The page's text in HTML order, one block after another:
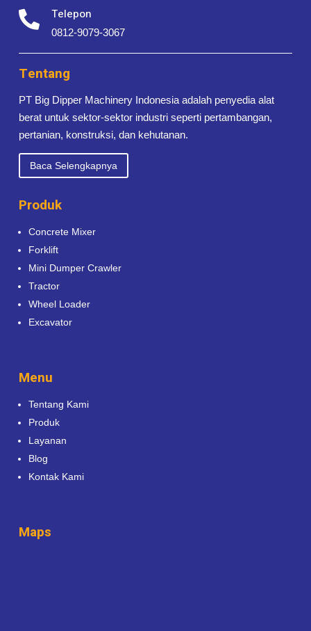
 Telepon
0812-9079-3067
Tentang
PT Big Dipper Machinery Indonesia adalah penyedia alat
berat untuk sektor-sektor industri seperti pertambangan,
pertanian, konstruksi, dan kehutanan.
Baca Selengkapnya
Produk
Concrete Mixer
Forklift
Mini Dumper Crawler
Tractor
Wheel Loader
Excavator
Menu
Tentang Kami
Produk
Layanan
Blog
Kontak Kami
Maps